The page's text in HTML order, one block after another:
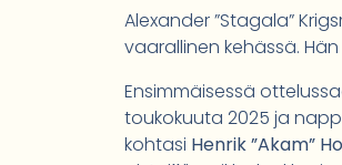
Alexander ”Stagala”
vaarallinen kehässä.
Ensimmäisessä
toukokuuta 2025 ja
kohtasi Henrik ”Akam”